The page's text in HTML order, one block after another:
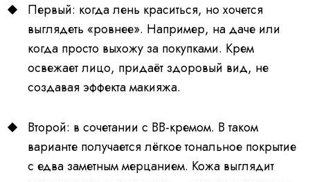
Первый: когда лень краситься, но хочется
выглядеть «ровнее». Например, на даче или
когда просто выхожу за покупками. Крем
освежает лицо, придаёт здоровый вид, не
создавая эффекта макияжа.
Второй: в сочетании с BB-кремом. В таком
варианте получается лёгкое тональное покрытие
с едва заметным мерцанием. Кожа выглядит